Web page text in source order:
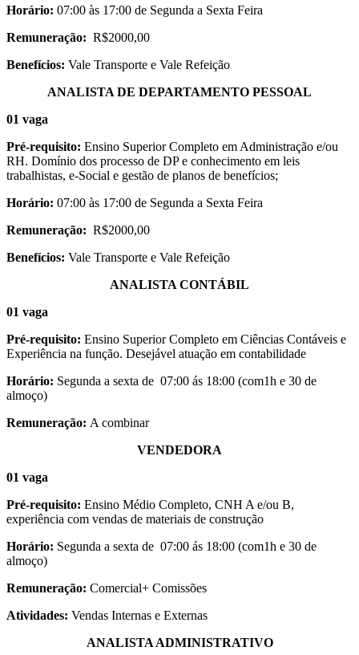
Horário: 07:00 às 17:00 de Segunda a Sexta Feira
Remuneração: R$2000,00
Benefícios: Vale Transporte e Vale Refeição
ANALISTA DE DEPARTAMENTO PESSOAL
01 vaga
Pré-requisito: Ensino Superior Completo em Administração e/ou
RH. Domínio dos processo de DP e conhecimento em leis
trabalhistas, e-Social e gestão de planos de benefícios;
Horário: 07:00 às 17:00 de Segunda a Sexta Feira
Remuneração: R$2000,00
Benefícios: Vale Transporte e Vale Refeição
ANALISTA CONTÁBIL
01 vaga
Pré-requisito: Ensino Superior Completo em Ciências Contáveis e
Experiência na função. Desejável atuação em contabilidade
Horário: Segunda a sexta de 07:00 ás 18:00 (com1h e 30 de
almoço)
Remuneração: A combinar
VENDEDORA
01 vaga
Pré-requisito: Ensino Médio Completo, CNH A e/ou B,
experiência com vendas de materiais de construção
Horário: Segunda a sexta de 07:00 ás 18:00 (com1h e 30 de
almoço)
Remuneração: Comercial+ Comissões
Atividades: Vendas Internas e Externas
ANALISTA ADMINISTRATIVO